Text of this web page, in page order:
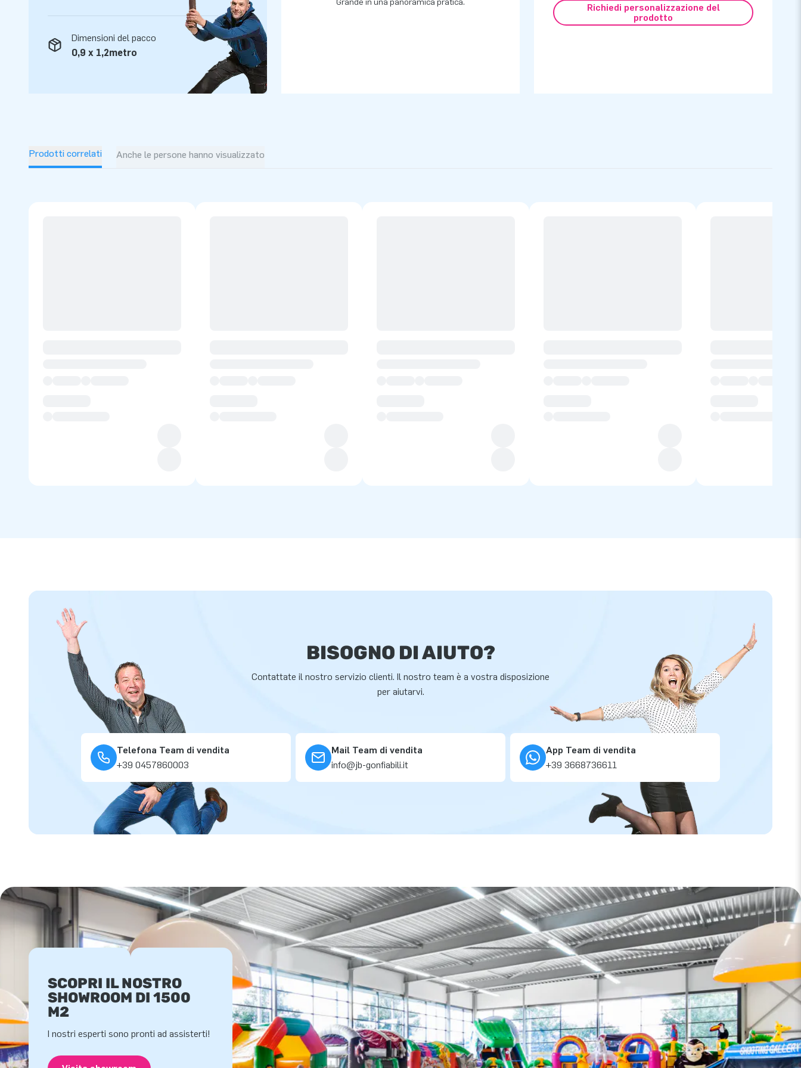
saltare. Grazie al nostro team di progettisti, sviluppatori e personale logistico, offriamo
attrazioni gonfiabili uniche e grandiose! I nostri clienti sono certi del nostro
servizio/consegna professionale. Ecco perché ci chiamano "creatori di grandezza".
Dimensioni del pacco
0,9 x 1,2metro
Grande in una panoramica pratica.
Richiedi personalizzazione del
prodotto
Prodotti correlati Anche le persone hanno visualizzato
BISOGNO DI AIUTO?
Contattate il nostro servizio clienti. Il nostro team è a vostra disposizione
per aiutarvi.
Telefona Team di vendita
+39 0457860003
Mail Team di vendita
info@jb-gonfiabili.it
App Team di vendita
+39 3668736611
SCOPRI IL NOSTRO
SHOWROOM DI 1500
M2
I nostri esperti sono pronti ad assisterti!